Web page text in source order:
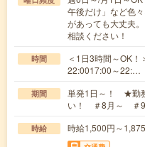
午後だけ」など色
があっても大丈夫
相談ください！
時間
＜1日3時間～OK
22:0017:00～22:…
期間
単発1日～！ ★勤
い！ ＃8月～ ＃9
時給 時給1,500円～